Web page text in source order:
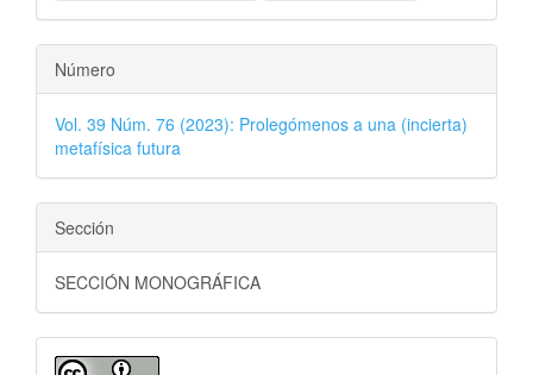
Número
Vol. 39 Núm. 76 (2023): Prolegómenos a una (incierta)
metafísica futura
Sección
SECCIÓN MONOGRÁFICA